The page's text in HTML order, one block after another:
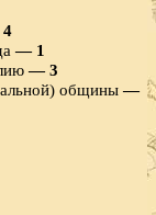
— 1
— 3
общины—